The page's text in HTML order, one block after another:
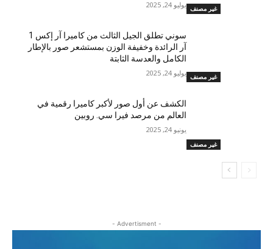
غير مصنف يوليو 24, 2025
غير مصنف
سوني تطلق الجيل الثالث من كاميرا آر إكس 1
آر الرائدة وخفيفة الوزن بمستشعر صور بالإطار
الكامل والعدسة الثابتة
يوليو 24, 2025
غير مصنف
الكشف عن أول صور لأكبر كاميرا رقمية في
العالم من مرصد فيرا سي. روبين
يونيو 24, 2025
- Advertisment -